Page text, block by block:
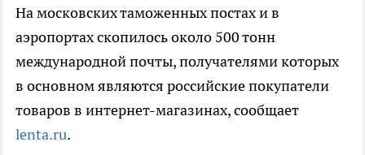
На московских таможенных постах и в
аэропортах скопилось около 500 тонн
международной почты, получателями которых
в основном являются российские покупатели
товаров в интернет-магазинах, сообщает
lenta.ru.